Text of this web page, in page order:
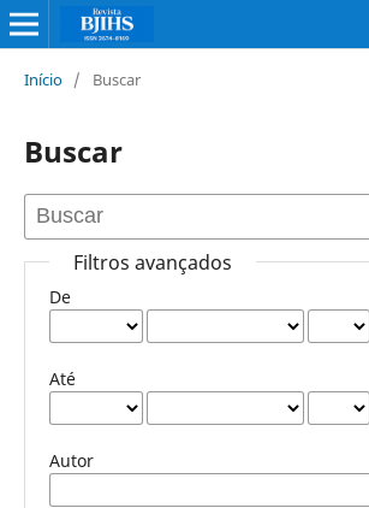
Início / Buscar
Buscar
Filtros avançados
De
Até
Autor